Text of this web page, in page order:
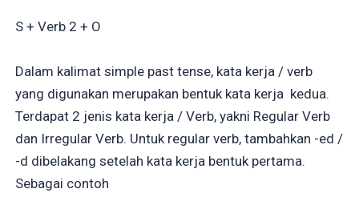
S + Verb 2 + O
Dalam kalimat simple past tense, kata kerja / verb
yang digunakan merupakan bentuk kata kerja kedua.
Terdapat 2 jenis kata kerja / Verb, yakni Regular Verb
dan Irregular Verb. Untuk regular verb, tambahkan -ed /
-d dibelakang setelah kata kerja bentuk pertama.
Sebagai contoh